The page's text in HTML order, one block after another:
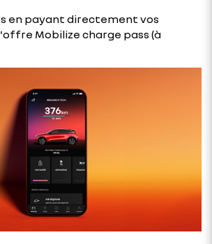
en payant directement vos
Mobilize charge pass (à